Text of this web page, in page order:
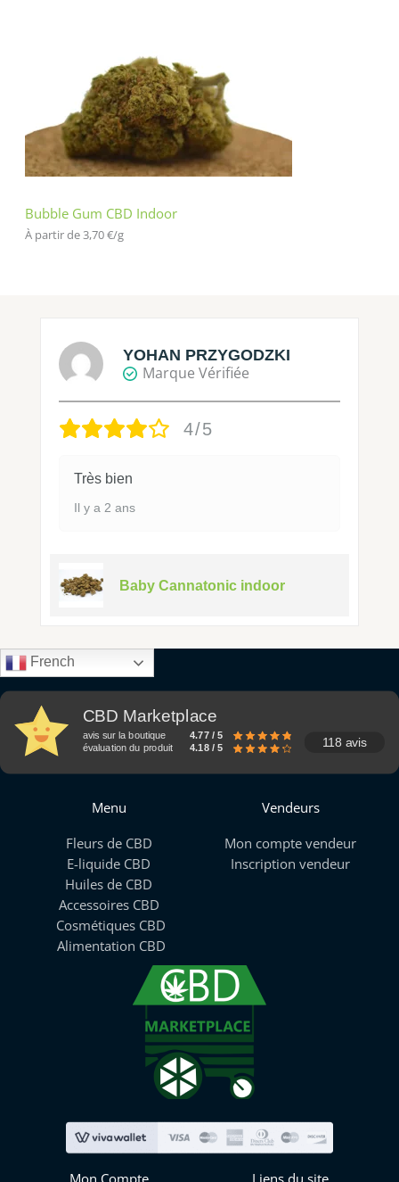
Bubble Gum CBD Indoor
À partir de 3,70€/g
YOHAN PRZYGODZKI
Marque Vérifiée
4/5
Très bien
Il y a 2 ans
Baby Cannatonic indoor
French
CBD Marketplace
avis sur la boutique
4.77 / 5
évaluation du produit
4.18 / 5 118 avis
Menu
Fleurs de CBD
E-liquide CBD
Huiles de CBD
Accessoires CBD
Cosmétiques CBD
Alimentation CBD
Vendeurs
Mon compte vendeur
Inscription vendeur